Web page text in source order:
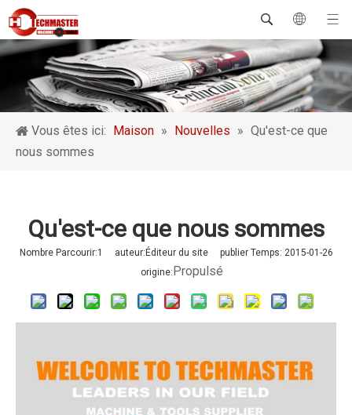
Vous êtes ici: Maison » Nouvelles » Qu'est-ce que
nous sommes
Qu'est-ce que nous sommes
Nombre Parcourir:1
auteur:Éditeur du site publier Temps: 2015-01-26
origine: Propulsé